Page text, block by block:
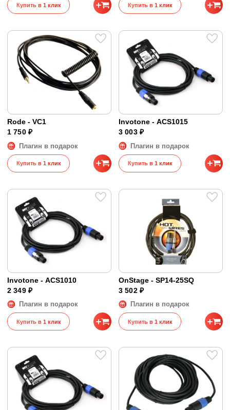
Купить в 1 клик Купить в 1 клик
Rode - VC1
1 750 ₽
Плагин в подарок
Купить в 1 клик
Invotone - ACS1015
3 003 ₽
Плагин в подарок
Купить в 1 клик
Invotone - ACS1010
2 349 ₽
Плагин в подарок
Купить в 1 клик
OnStage - SP14-25SQ
3 502 ₽
Плагин в подарок
Купить в 1 клик